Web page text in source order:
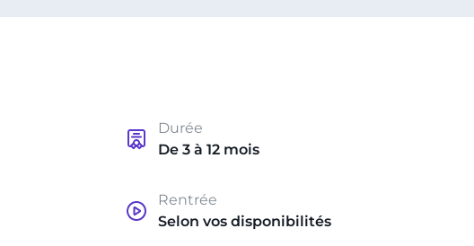
Durée
De 3 à 12 mois
Rentrée
Selon vos disponibilités